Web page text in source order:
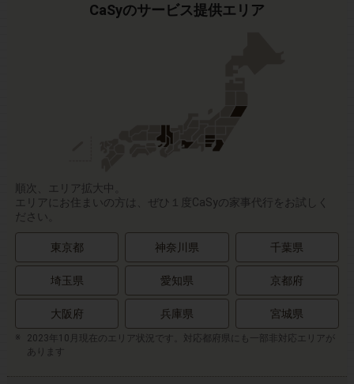
CaSyのサービス提供エリア
順次、エリア拡大中。
エリアにお住まいの方は、ぜひ１度CaSyの家事代行をお試しく
ださい。
東京都 神奈川県 千葉県
埼玉県 愛知県 京都府
大阪府 兵庫県 宮城県
2023年10月現在のエリア状況です。対応都府県にも一部非対応エリアが
あります